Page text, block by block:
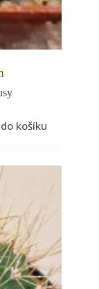
košíku